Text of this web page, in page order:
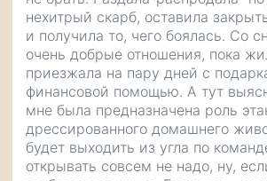
нехитрый скарб, оставила
и получила то, чего боялась. Со
очень добрые отношения, пока
приезжала на пару дней с
финансовой помощью. А тут
мне была предназначена роль
дрессированного домашнего
будет выходить из угла по
открывать совсем не надо, ну,